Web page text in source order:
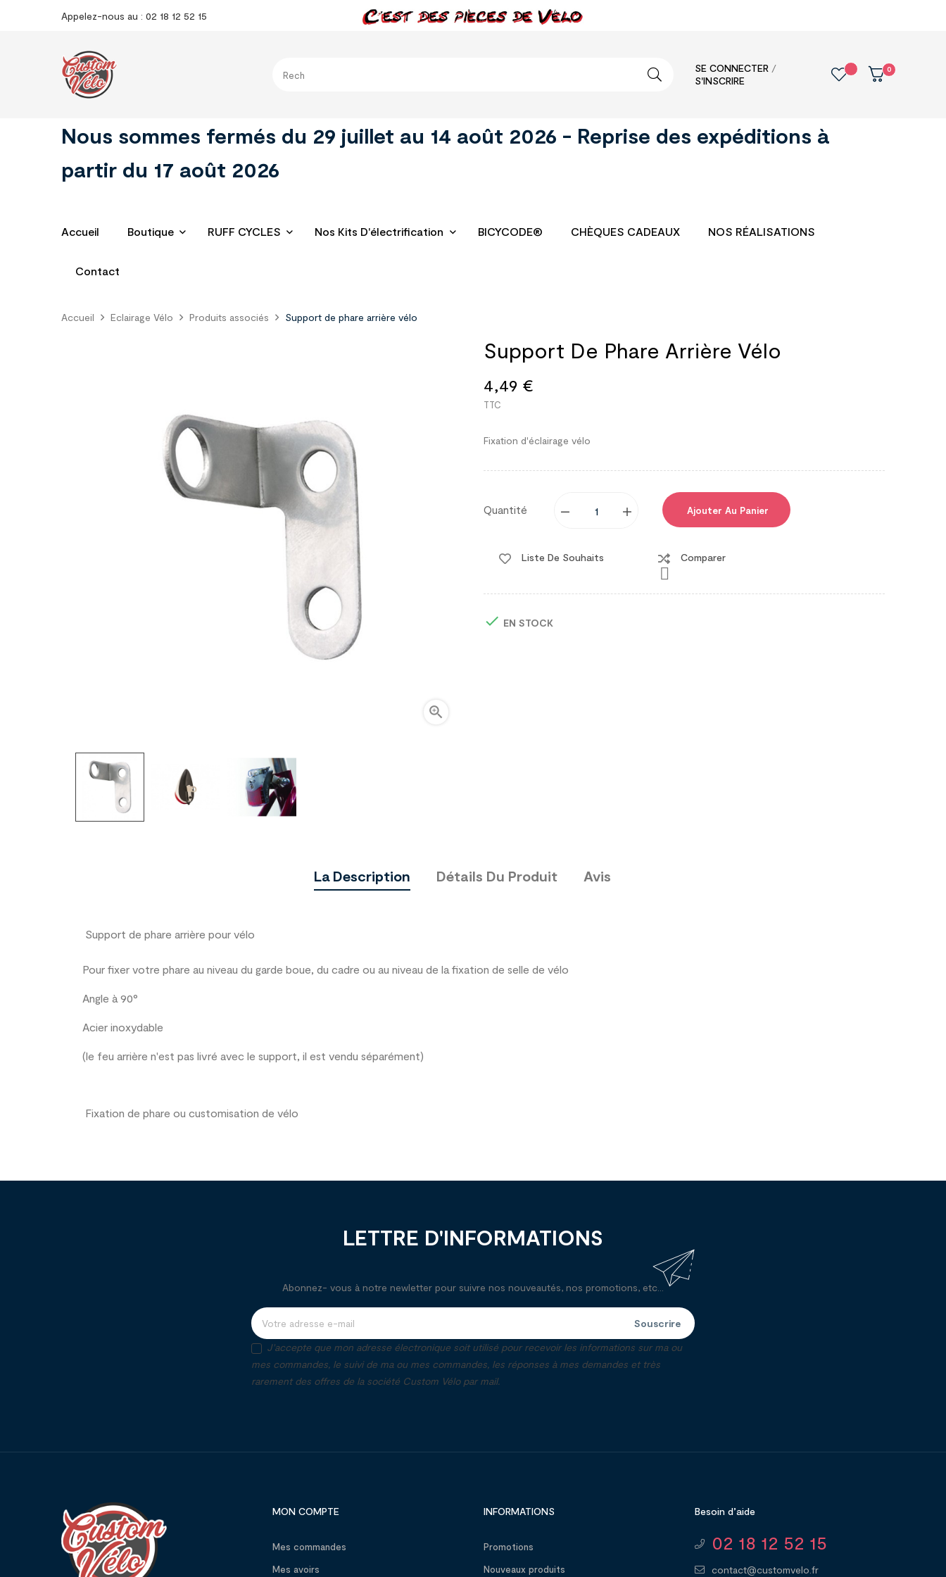
Appelez-nous au : 02 18 12 52 15
SE CONNECTER /
S'INSCRIRE
0
Nous sommes fermés du 29 juillet au 14 août 2026 - Reprise des expéditions à
partir du 17 août 2026
Accueil Boutique RUFF CYCLES Nos Kits D'électrification BICYCODE® CHÈQUES CADEAUX NOS RÉALISATIONS
Contact
Accueil Eclairage Vélo Produits associés Support de phare arrière vélo

Support De Phare Arrière Vélo
4,49 €
TTC
Fixation d'éclairage vélo
Quantité Ajouter Au Panier
Liste De Souhaits

Comparer
 EN STOCK
La Description Détails Du Produit Avis
Support de phare arrière pour vélo
Pour fixer votre phare au niveau du garde boue, du cadre ou au niveau de la fixation de selle de vélo
Angle à 90°
Acier inoxydable
(le feu arrière n'est pas livré avec le support, il est vendu séparément)
Fixation de phare ou customisation de vélo
LETTRE D'INFORMATIONS
Abonnez- vous à notre newletter pour suivre nos nouveautés, nos promotions, etc...
Souscrire
J'accepte que mon adresse électronique soit utilisé pour recevoir les informations sur ma ou
mes commandes, le suivi de ma ou mes commandes, les réponses à mes demandes et très
rarement des offres de la société Custom Vélo par mail.
MON COMPTE
Mes commandes
Mes avoirs
INFORMATIONS
Promotions
Nouveaux produits
Besoin d’aide
02 18 12 52 15
contact@customvelo.fr